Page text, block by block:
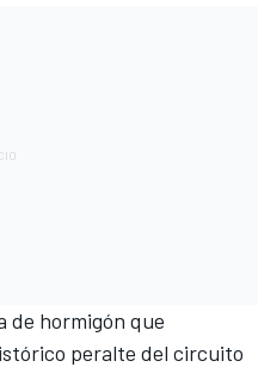
de hormigón que
peralte del circuito